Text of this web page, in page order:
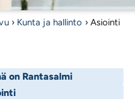
› Kunta ja hallinto › Asiointi
on Rantasalmi